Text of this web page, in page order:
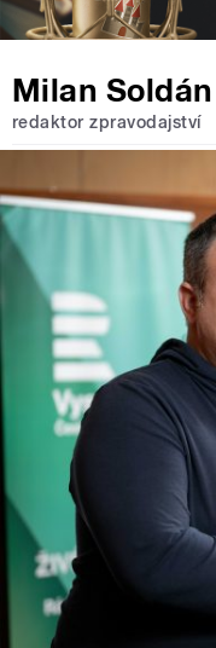
Milan Soldán
redaktor zpravodajství